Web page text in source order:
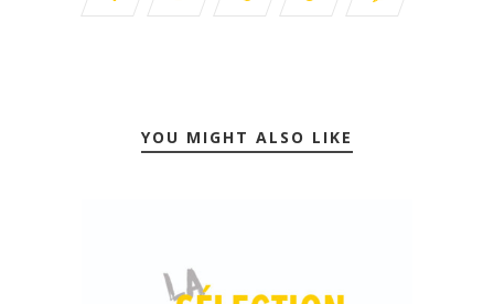
YOU MIGHT ALSO LIKE